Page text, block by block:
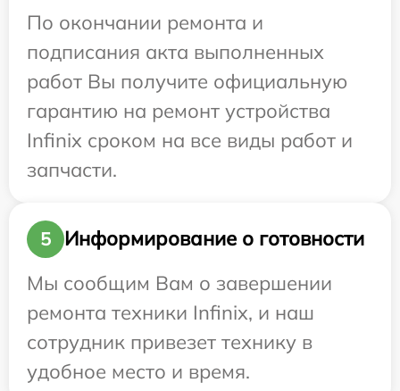
По окончании ремонта и
подписания акта выполненных
работ Вы получите официальную
гарантию на ремонт устройства
Infinix сроком на все виды работ и
запчасти.
5
Информирование о готовности
Мы сообщим Вам о завершении
ремонта техники Infinix, и наш
сотрудник привезет технику в
удобное место и время.